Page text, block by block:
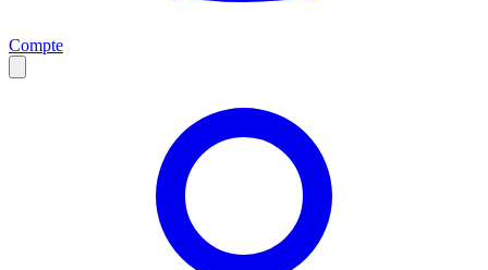
Compte